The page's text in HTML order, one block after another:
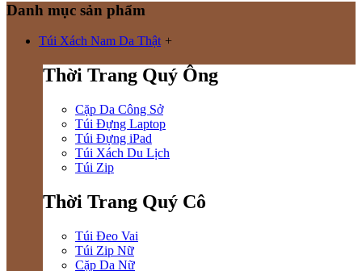
Danh mục sản phẩm
Túi Xách Nam Da Thật +
Thời Trang Quý Ông
Cặp Da Công Sở
Túi Đựng Laptop
Túi Đựng iPad
Túi Xách Du Lịch
Túi Zip
Thời Trang Quý Cô
Túi Đeo Vai
Túi Zip Nữ
Cặp Da Nữ